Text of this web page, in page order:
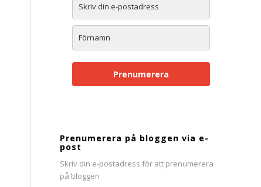
Prenumerera
Prenumerera på bloggen via e-
post
Skriv din e-postadress för att prenumerera
på bloggen